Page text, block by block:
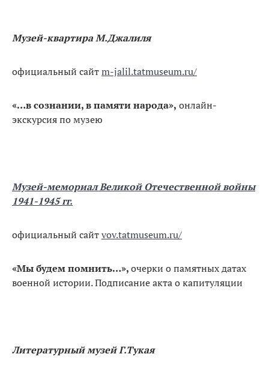
Музей-квартира М.Джалиля
официальный сайтm-jalil.tatmuseum.ru/
«…в сознании, в памяти народа», онлайн-
экскурсия по музею
Музей-мемориал Великой Отечественной войны
1941-1945 гг.
официальный сайтvov.tatmuseum.ru/
«Мы будем помнить…»,очерки о памятных датах
военной истории. Подписание акта о капитуляции
Литературный музей Г.Тукая